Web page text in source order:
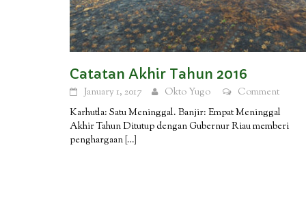
Catatan Akhir Tahun 2016
January 1, 2017 Okto Yugo
Comment
Karhutla: Satu Meninggal. Banjir: Empat Meninggal
Akhir Tahun Ditutup dengan Gubernur Riau memberi
penghargaan […]